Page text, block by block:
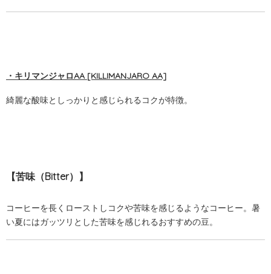
・キリマンジャロAA [KILLIMANJARO AA]
綺麗な酸味としっかりと感じられるコクが特徴。
【苦味（Bitter）】
コーヒーを長くローストしコクや苦味を感じるようなコーヒー。暑
い夏にはガッツリとした苦味を感じれるおすすめの豆。